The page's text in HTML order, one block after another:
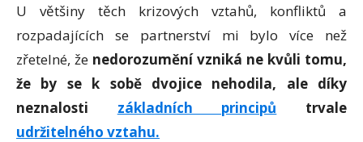
U většiny těch krizových vztahů, konfliktů a
rozpadajících se partnerství mi bylo více než
zřetelné, že nedorozumění vzniká ne kvůli tomu,
že by se k sobě dvojice nehodila, ale díky
neznalosti základních principů trvale
udržitelného vztahu.